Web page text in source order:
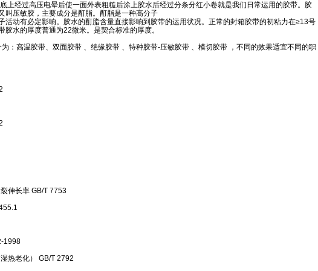
上经过高压电晕后使一面外表粗糙后涂上胶水后经过分条分红小卷就是我们日常运用的胶带。胶
叫压敏胶，主要成分是酊脂。酊脂是一种高分子
活动有必定影响。胶水的酊脂含量直接影响到胶带的运用状况。正常的封箱胶带的初粘力在≥13号
胶水的厚度普通为22微米。是契合标准的厚度。
：高温胶带、双面胶带 、绝缘胶带 、特种胶带-压敏胶带 、模切胶带 ，不同的效果适宜不同的职
伸长率 GB/T 7753
1998
热老化） GB/T 2792